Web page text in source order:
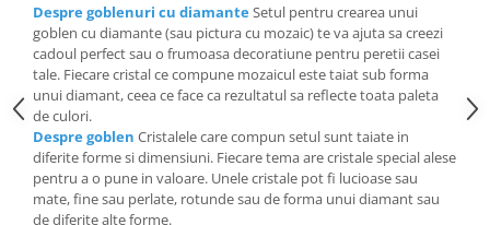
Despre goblenuri cu diamanteSetul pentru crearea unui
goblen cu diamante (sau pictura cu mozaic) te va ajuta sa creezi
cadoul perfect sau o frumoasa decoratiune pentru peretii casei
tale. Fiecare cristal ce compune mozaicul este taiat sub forma
unui diamant, ceea ce face ca rezultatul sa reflecte toata paleta
de culori.
Despre goblen Cristalele care compun setul sunt taiate in
diferite forme si dimensiuni. Fiecare tema are cristale special alese
pentru a o pune in valoare. Unele cristale pot fi lucioase sau
mate, fine sau perlate, rotunde sau de forma unui diamant sau
de diferite alte forme.